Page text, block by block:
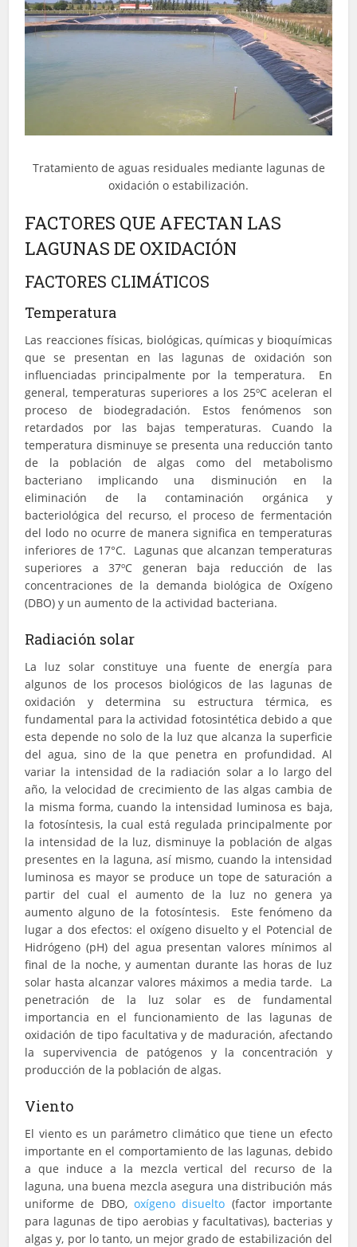
Tratamiento de aguas residuales mediante lagunas de
oxidación o estabilización.
FACTORES QUE AFECTAN LAS
LAGUNAS DE OXIDACIÓN
FACTORES CLIMÁTICOS
Temperatura
Las reacciones físicas, biológicas, químicas y bioquímicas
que se presentan en las lagunas de oxidación son
influenciadas principalmente por la temperatura. En
general, temperaturas superiores a los 25ºC aceleran el
proceso de biodegradación. Estos fenómenos son
retardados por las bajas temperaturas. Cuando la
temperatura disminuye se presenta una reducción tanto
de la población de algas como del metabolismo
bacteriano implicando una disminución en la
eliminación de la contaminación orgánica y
bacteriológica del recurso, el proceso de fermentación
del lodo no ocurre de manera significa en temperaturas
inferiores de 17°C. Lagunas que alcanzan temperaturas
superiores a 37ºC generan baja reducción de las
concentraciones de la demanda biológica de Oxígeno
(DBO) y un aumento de la actividad bacteriana.
Radiación solar
La luz solar constituye una fuente de energía para
algunos de los procesos biológicos de las lagunas de
oxidación y determina su estructura térmica, es
fundamental para la actividad fotosintética debido a que
esta depende no solo de la luz que alcanza la superficie
del agua, sino de la que penetra en profundidad. Al
variar la intensidad de la radiación solar a lo largo del
año, la velocidad de crecimiento de las algas cambia de
la misma forma, cuando la intensidad luminosa es baja,
la fotosíntesis, la cual está regulada principalmente por
la intensidad de la luz, disminuye la población de algas
presentes en la laguna, así mismo, cuando la intensidad
luminosa es mayor se produce un tope de saturación a
partir del cual el aumento de la luz no genera ya
aumento alguno de la fotosíntesis. Este fenómeno da
lugar a dos efectos: el oxígeno disuelto y el Potencial de
Hidrógeno (pH) del agua presentan valores mínimos al
final de la noche, y aumentan durante las horas de luz
solar hasta alcanzar valores máximos a media tarde. La
penetración de la luz solar es de fundamental
importancia en el funcionamiento de las lagunas de
oxidación de tipo facultativa y de maduración, afectando
la supervivencia de patógenos y la concentración y
producción de la población de algas.
Viento
El viento es un parámetro climático que tiene un efecto
importante en el comportamiento de las lagunas, debido
a que induce a la mezcla vertical del recurso de la
laguna, una buena mezcla asegura una distribución más
uniforme de DBO, oxígeno disuelto (factor importante
para lagunas de tipo aerobias y facultativas), bacterias y
algas y, por lo tanto, un mejor grado de estabilización del